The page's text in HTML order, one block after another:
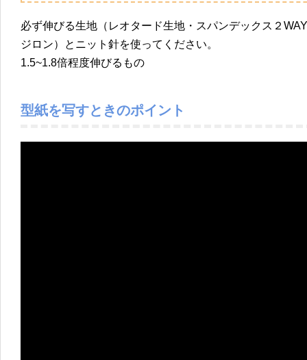
必ず伸びる生地（レオタード生地・スパンデックス２
ジロン）とニット針を使ってください。
1.5~1.8倍程度伸びるもの
型紙を写すときのポイント